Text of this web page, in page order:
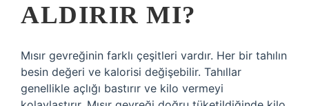
ALDIRIR MI?
Mısır gevreğinin farklı çeşitleri vardır. Her bir tahılın
besin değeri ve kalorisi değişebilir. Tahıllar
genellikle açlığı bastırır ve kilo vermeyi